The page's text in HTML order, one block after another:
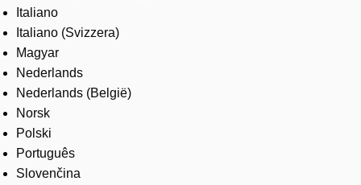
Italiano
Italiano (Svizzera)
Magyar
Nederlands
Nederlands (België)
Norsk
Polski
Português
Slovenčina